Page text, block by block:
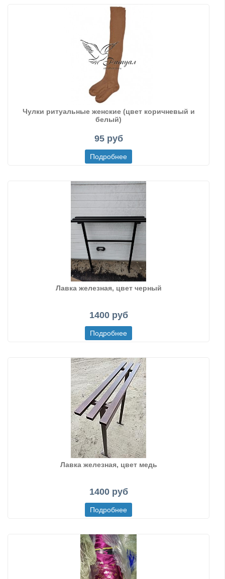
Чулки ритуальные женские (цвет коричневый и
белый)
95 руб
Лавка железная, цвет черный
1400 руб
Лавка железная, цвет медь
1400 руб